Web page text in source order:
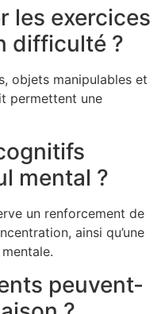
les exercices
difficulté ?
objets manipulables et
permettent une
mental ?
un renforcement de
ainsi qu’une
peuvent-